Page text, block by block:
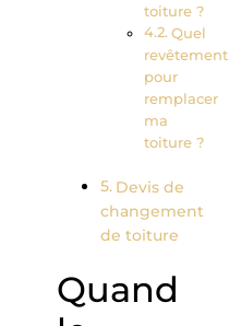
toiture ?
Quel
revêtement
pour
remplacer
ma
toiture ?
Devis de
changement
de toiture
Quand